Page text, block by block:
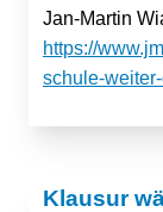
Jan-Martin
https://
schule-
Klausur